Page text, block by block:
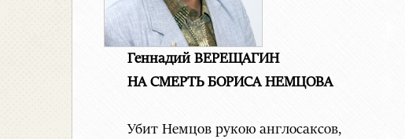
Геннадий ВЕРЕЩАГИН
НА СМЕРТЬ БОРИСА НЕМЦОВА
Убит Немцов рукою англосаксов,